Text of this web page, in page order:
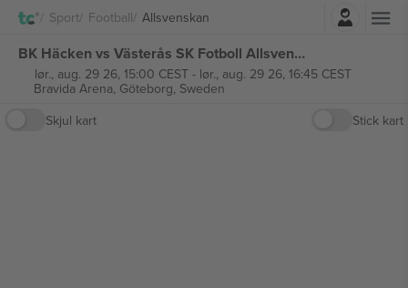
Sport Football Allsvenskan
BK Häcken vs Västerås SK Fotboll Allsvenskan billetter
lør., aug. 29 26, 15:00 CEST- lør., aug. 29 26, 16:45 CEST
Bravida Arena, Göteborg, Sweden
Skjul kart
Stick kart